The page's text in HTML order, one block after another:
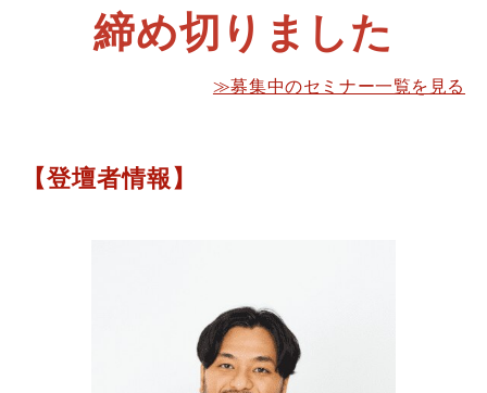
締め切りました
≫募集中のセミナー一覧を見る
【登壇者情報】